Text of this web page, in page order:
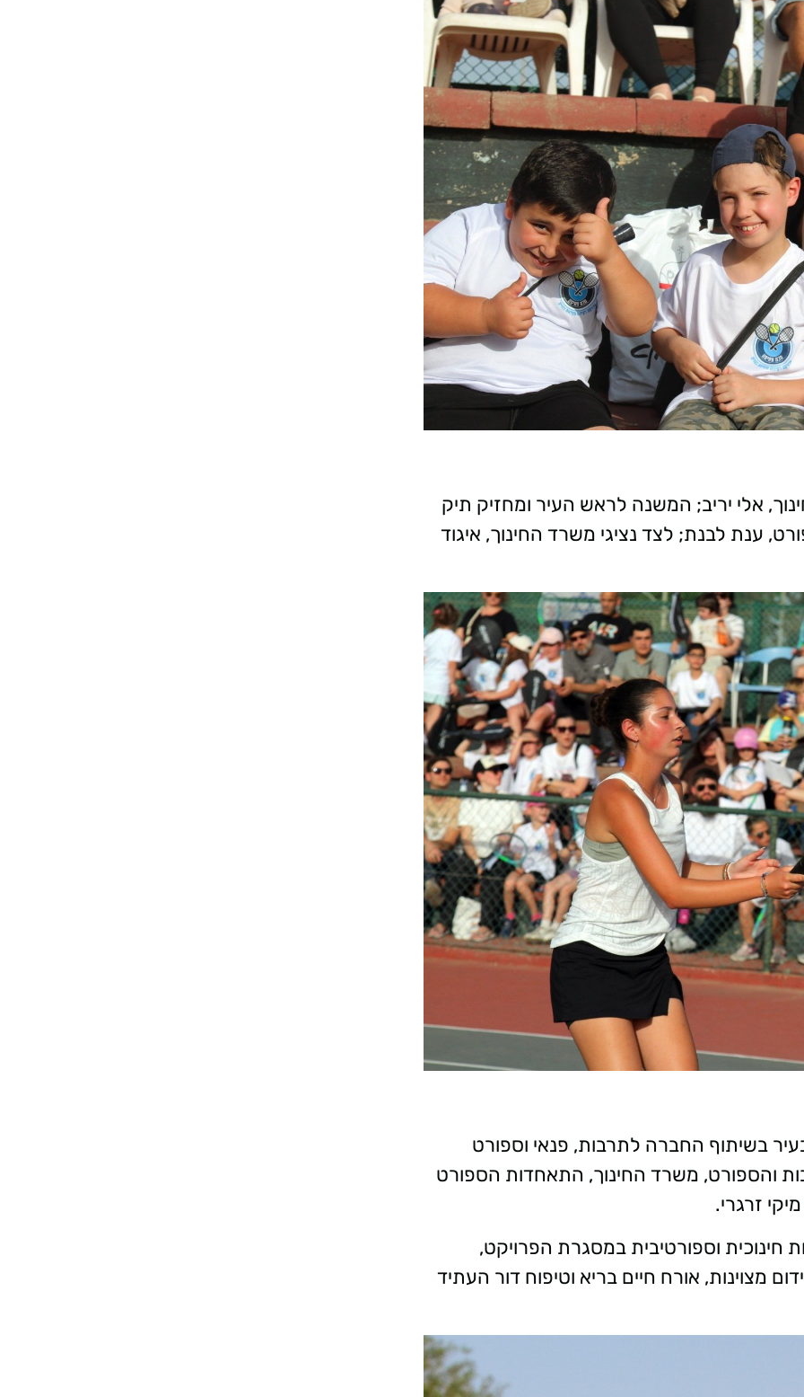
אלי יריב; המשנה לראש העיר ומחזיק תיק
ענת לבנת; לצד נציגי משרד החינוך, איגוד
בשיתוף החברה לתרבות, פנאי וספורט
והספורט, משרד החינוך, התאחדות הספורט
זרגרי.
וספורטיבית במסגרת הפרויקט,
מצוינות, אורח חיים בריא וטיפוח דור העתיד